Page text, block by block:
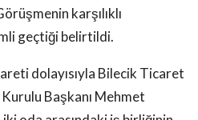
karşılıklı
geçtiği belirtildi.
dolayısıyla Bilecik Ticaret
Başkanı Mehmet